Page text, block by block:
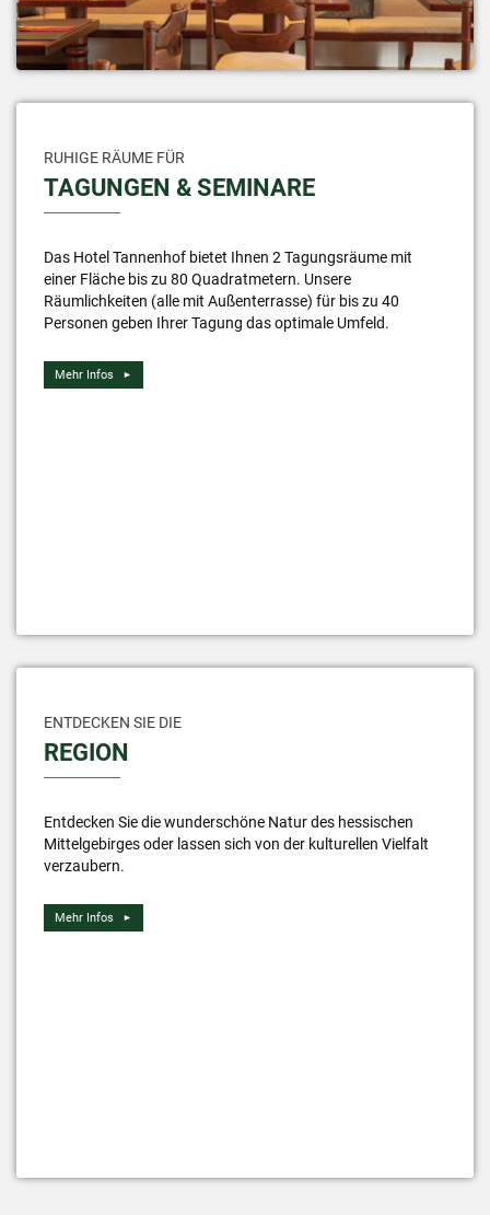
RUHIGE RÄUME FÜR
TAGUNGEN & SEMINARE
Das Hotel Tannenhof bietet Ihnen 2 Tagungsräume mit
einer Fläche bis zu 80 Quadratmetern. Unsere
Räumlichkeiten (alle mit Außenterrasse) für bis zu 40
Personen geben Ihrer Tagung das optimale Umfeld.
Mehr Infos
ENTDECKEN SIE DIE
REGION
Entdecken Sie die wunderschöne Natur des hessischen
Mittelgebirges oder lassen sich von der kulturellen Vielfalt
verzaubern.
Mehr Infos